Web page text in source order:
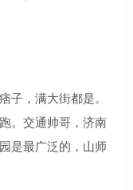
子，满大街都是。
。交通帅哥，济南
是最广泛的，山师